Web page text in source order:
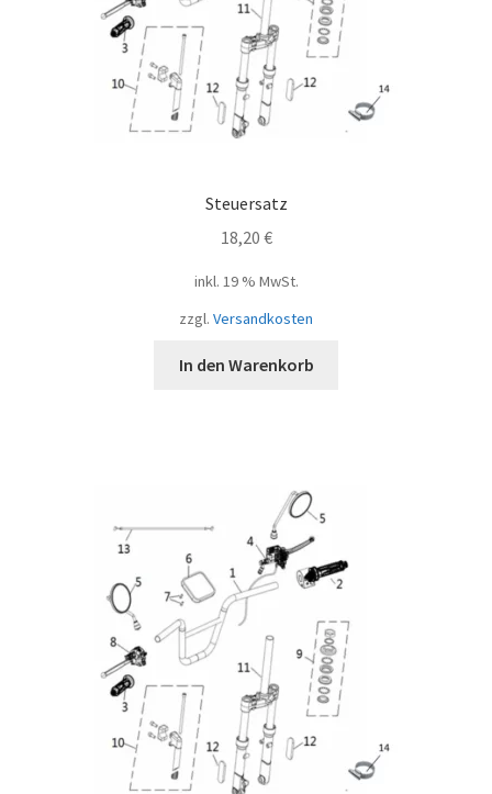
Steuersatz
18,20 €
inkl. 19 % MwSt.
zzgl. Versandkosten
In den Warenkorb